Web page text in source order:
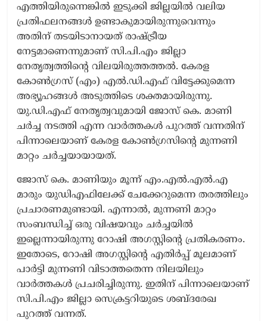
എത്തിയിരുന്നെങ്കിൽ ഇടുക്കി ജില്ലയിൽ വലിയ
പ്രതിഫലനങ്ങൾ ഉണ്ടാകുമായിരുന്നുവെന്നും
അതിന് തടയിടാനായത് രാഷ്ട്രീയ
നേട്ടമാണെന്നുമാണ് സി.പി.എം ജില്ലാ
നേതൃത്വത്തിന്റെ വിലയിരുത്തത്തൽ. കേരള
കോൺഗ്രസ് (എം) എൽ.ഡി.എഫ് വിട്ടേക്കുമെന്ന
അഭ്യൂഹങ്ങൾ അടുത്തിടെ ശക്തമായിരുന്നു.
യു.ഡി.എഫ് നേതൃത്വവുമായി ജോസ് കെ. മാണി
ചർച്ച നടത്തി എന്ന വാർത്തകൾ പുറത്ത് വന്നതിന്
പിന്നാലെയാണ് കേരള കോൺഗ്രസിന്‍റെ മുന്നണി
മാറ്റം ചർച്ചയായായത്.
ജോസ് കെ. മാണിയും മൂന്ന് എം.എൽ.എൽ.എ
മാരും യുഡിഎഫിലേക്ക് ചേക്കേറുമെന്ന തരത്തിലും
പ്രചാരണമുണ്ടായി. എന്നാൽ, മുന്നണി മാറ്റം
സംബന്ധിച്ച് ഒരു വിഷയവും ചർച്ചയിൽ
ഇല്ലെന്നായിരുന്നു റോഷി അഗസ്റ്റിന്‍റെ പ്രതികരണം.
ഇതോടെ, റോഷി അഗസ്റ്റിന്‍റെ എതിർപ്പ് മൂലമാണ്
പാർട്ടി മുന്നണി വിടാത്തതെന്ന നിലയിലും
വാർത്തകൾ പ്രചരിച്ചിരുന്നു. ഇതിന് പിന്നാലെയാണ്
സി.പി.എം ജില്ലാ സെക്രട്ടറിയുടെ ശബ്ദരേഖ
പുറത്ത് വന്നത്.